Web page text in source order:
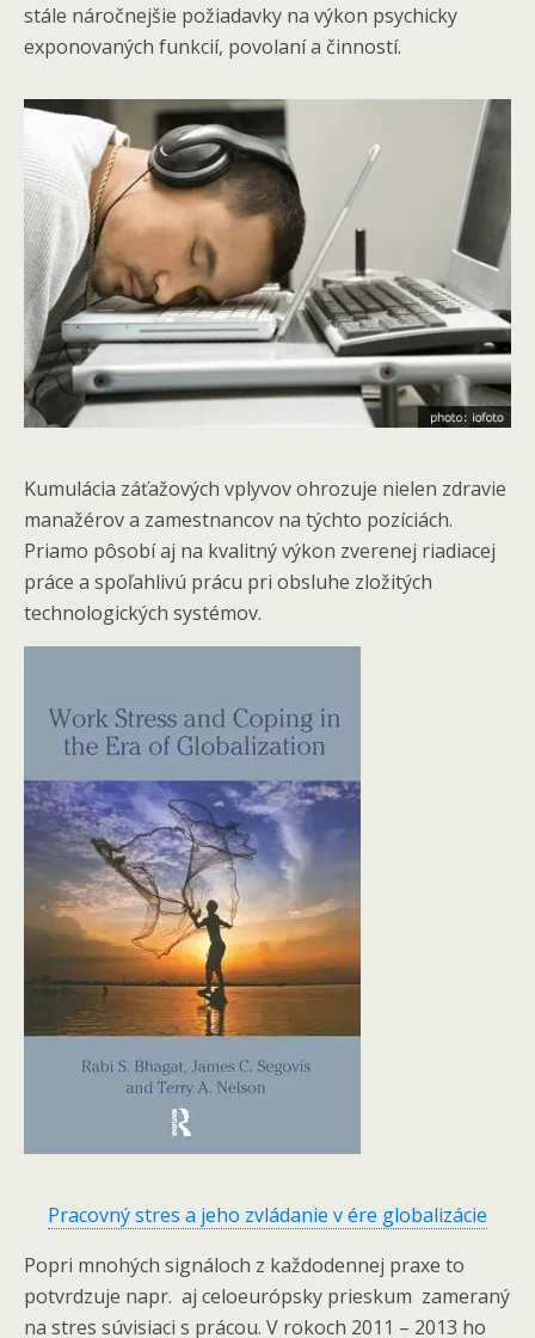
stále náročnejšie požiadavky na výkon psychicky
exponovaných funkcií, povolaní a činností.
Kumulácia záťažových vplyvov ohrozuje nielen zdravie
manažérov a zamestnancov na týchto pozíciách.
Priamo pôsobí aj na kvalitný výkon zverenej riadiacej
práce a spoľahlivú prácu pri obsluhe zložitých
technologických systémov.
Pracovný stres a jeho zvládanie v ére globalizácie
Popri mnohých signáloch z každodennej praxe to
potvrdzuje napr. aj celoeurópsky prieskum zameraný
na stres súvisiaci s prácou. V rokoch 2011 – 2013 ho